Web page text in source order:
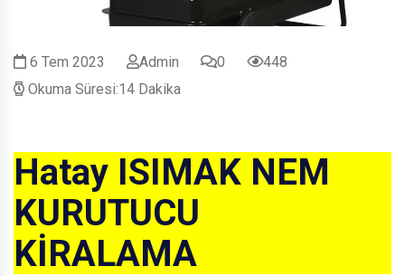
6 Tem 2023 Admin 0
448
Okuma Süresi:14 Dakika
Hatay ISIMAK NEM
KURUTUCU
KİRALAMA